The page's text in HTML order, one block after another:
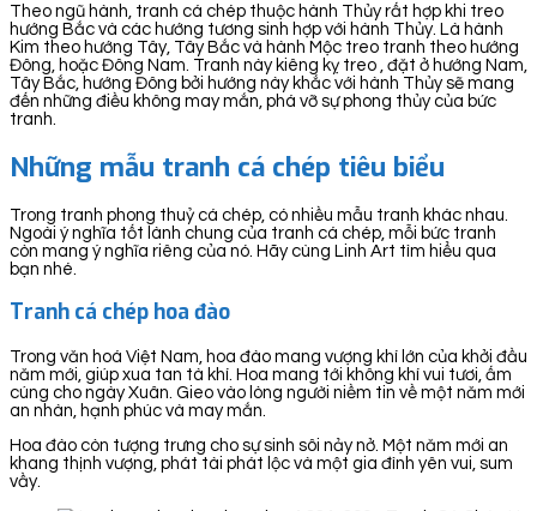
Theo ngũ hành, tranh cá chép thuộc hành Thủy rất hợp khi treo
hướng Bắc và các hướng tương sinh hợp với hành Thủy. Là hành
Kim theo hướng Tây, Tây Bắc và hành Mộc treo tranh theo hướng
Đông, hoặc Đông Nam. Tranh này kiêng kỵ treo , đặt ở hướng Nam,
Tây Bắc, hướng Đông bởi hướng này khắc với hành Thủy sẽ mang
đến những điều không may mắn, phá vỡ sự phong thủy của bức
tranh.
Những mẫu tranh cá chép tiêu biểu
Trong tranh phong thuỷ cá chép, có nhiều mẫu tranh khác nhau.
Ngoài ý nghĩa tốt lành chung của tranh cá chép, mỗi bức tranh
còn mang ý nghĩa riêng của nó. Hãy cùng Linh Art tìm hiểu qua
bạn nhé.
Tranh cá chép hoa đào
Trong văn hoá Việt Nam, hoa đào mang vượng khí lớn của khởi đầu
năm mới, giúp xua tan tà khí. Hoa mang tới không khí vui tươi, ấm
cúng cho ngày Xuân. Gieo vào lòng người niềm tin về một năm mới
an nhàn, hạnh phúc và may mắn.
Hoa đào còn tượng trưng cho sự sinh sôi nảy nở. Một năm mới an
khang thịnh vượng, phát tài phát lộc và một gia đình yên vui, sum
vầy.